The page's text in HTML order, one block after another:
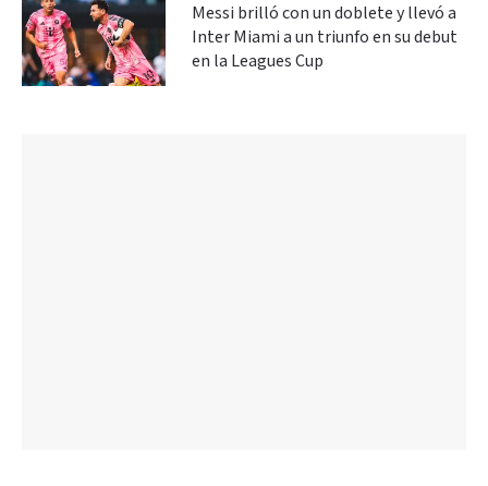
Messi brilló con un doblete y llevó a
Inter Miami a un triunfo en su debut
en la Leagues Cup